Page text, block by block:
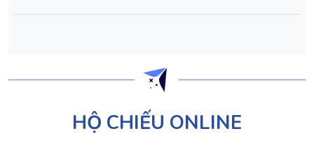
HỘ CHIẾU ONLINE